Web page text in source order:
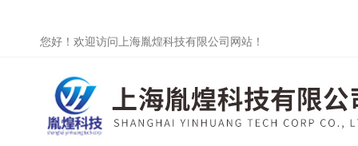
您好！欢迎访问上海胤煌科技有限公司网站！